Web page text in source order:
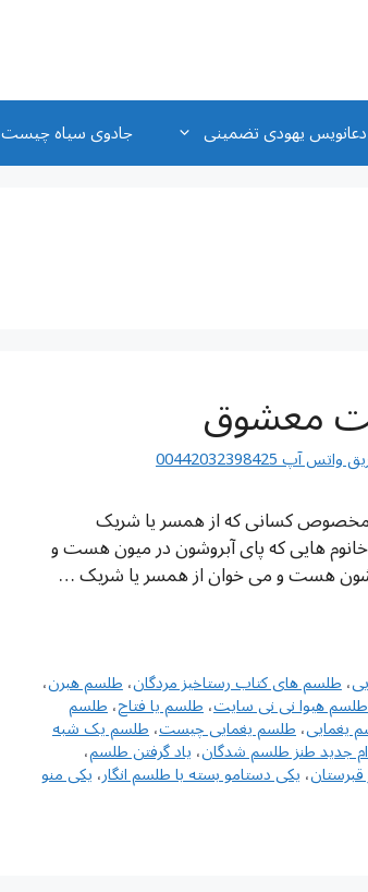
دعانویس یهودی تضمینی جادوی سیاه چیست
معشوق
مخصوص کسانی که از همسر یا شریک
هایی که پای آبروشون در میون هست و
هست و می خوان از همسر یا شریک …
،طلسم های کتاب رستاخیز مردگان،طلسم هبرن،
طلسم هیوا نی نی سایت،طلسم یا فتاح،طلسم
یغمایی،طلسم یغمایی چیست،طلسم یک شبه
جدید طنز طلسم شدگان،یاد گرفتن طلسم،
،یکی دستامو بسته با طلسم انگار،یکی منو